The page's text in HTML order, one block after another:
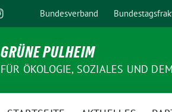
Bundesverband
GRÜNE PULHEIM
FÜR ÖKOLOGIE, SOZIALES UND